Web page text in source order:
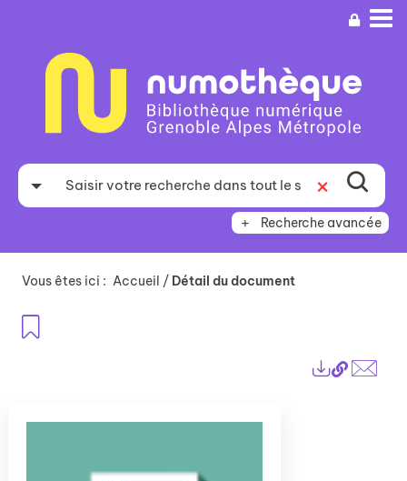
recherche
Recherche avancée
Vous êtes ici : Accueil / Détail du document
Lien